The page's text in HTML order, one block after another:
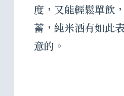
度，又能輕鬆單飲
蓄，純米酒有如此
意的。